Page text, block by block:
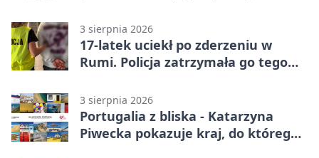
3 sierpnia 2026
17-latek uciekł po zderzeniu w
Rumi. Policja zatrzymała go tego
3 sierpnia 2026
Portugalia z bliska - Katarzyna
Piwecka pokazuje kraj, do którego